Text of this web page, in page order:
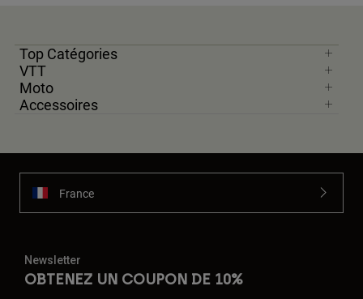
Top Catégories
VTT
Moto
Accessoires
France
Newsletter
OBTENEZ UN COUPON DE 10%